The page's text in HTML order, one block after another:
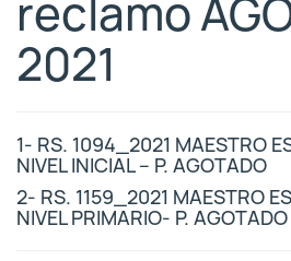
reclamo
2021
1- RS. 1094_2021 MAESTRO
NIVEL INICIAL – P. AGOTADO
2- RS. 1159_2021 MAESTRO
NIVEL PRIMARIO- P. AGOTADO